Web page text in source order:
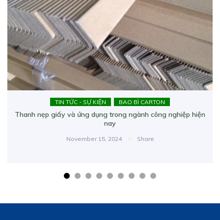
TIN TỨC - SỰ KIỆN BAO BÌ CARTON
Thanh nẹp giấy và ứng dụng trong ngành công nghiệp hiện
nay
November 15, 2024 Share